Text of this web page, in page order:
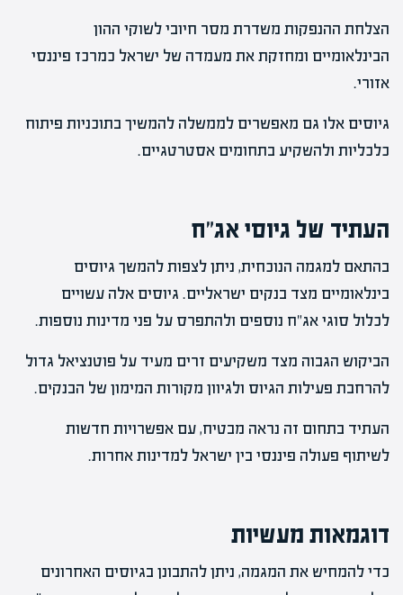
הצלחת ההנפקות משדרת מסר חיובי לשוקי ההון
הבינלאומיים ומחזקת את מעמדה של ישראל כמרכז פיננסי
אזורי.
גיוסים אלו גם מאפשרים לממשלה להמשיך בתוכניות פיתוח
כלכליות ולהשקיע בתחומים אסטרטגיים.
העתיד של גיוסי אג"ח
בהתאם למגמה הנוכחית, ניתן לצפות להמשך גיוסים
בינלאומיים מצד בנקים ישראליים. גיוסים אלה עשויים
לכלול סוגי אג"ח נוספים ולהתפרס על פני מדינות נוספות.
הביקוש הגבוה מצד משקיעים זרים מעיד על פוטנציאל גדול
להרחבת פעילות הגיוס ולגיוון מקורות המימון של הבנקים.
העתיד בתחום זה נראה מבטיח, עם אפשרויות חדשות
לשיתוף פעולה פיננסי בין ישראל למדינות אחרות.
דוגמאות מעשיות
כדי להמחיש את המגמה, ניתן להתבונן בגיוסים האחרונים